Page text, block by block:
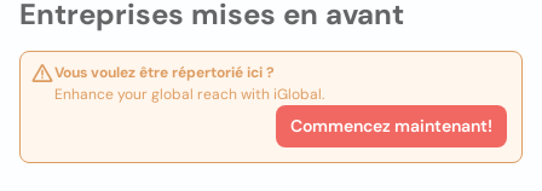
Entreprises mises en avant
Vous voulez être répertorié ici ?
Enhance your global reach with iGlobal.
Commencez maintenant!